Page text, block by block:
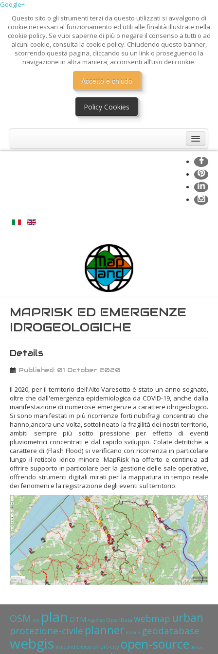
Google+
Questo sito o gli strumenti terzi da questo utilizzati si avvalgono di
cookie necessari al funzionamento ed utili alle finalità illustrate nella
cookie policy. Se vuoi saperne di più o negare il consenso a tutti o ad
alcuni cookie, consulta la cookie policy. Chiudendo questo banner,
scorrendo questa pagina, cliccando su un link o proseguendo la
navigazione in altra maniera, acconsenti all’uso dei cookie.
Accetto e chiudo
Policy Cookies
MAPRISK ED EMERGENZE
IDROGEOLOGICHE
Details
Published: 01 October 2020
Il 2020, per il territorio dell'Alto Varesotto è stato un anno segnato,
oltre che dall'emergenza epidemiologica da COVID-19, anche dalla
manifestazione di numerose emergenze a carattere idrogeologico.
Si sono manifestati in più ricorrenze forti nubifragi concentrati che
hanno,ancora una volta, sottolineato la fragilità dei nostri territorio,
ambiti sempre più sotto pressione per effetto di eventi
pluviometrici concentrati e dal rapido sviluppo. Colate detritiche a
carattere di (Flash Flood) si verificano con ricorrenza in particolare
lungo il reticolo idrico minore. MapRisk ha offerto e continua ad
offrire supporto in particolare per la gestione delle sale operative,
offrendo strumenti digitali mirati per la mappatura in tempo reale
dei fenomeni e la registrazione degli eventi sul territorio.
OSM IOS plan DTM AppMap OpenData webmap urban
protezione-civile planner mobile geodatabase
webgis maplandforexpo smart-city open-source device